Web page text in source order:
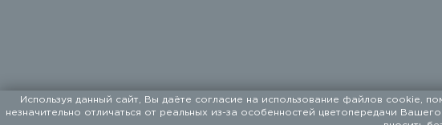
ООО «ФАЛКОН ПЕТ». Мы поставляем товары для домашних
Используя данный сайт, Вы даёте согласие на использование файлов cookie,
незначительно отличаться от реальных из-за особенностей цветопередачи